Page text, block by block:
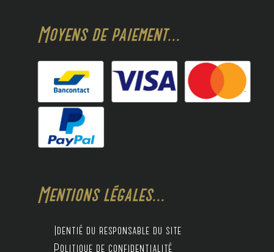
Moyens de paiement...
Mentions légales...
Identié du responsable du site
Politique de confidentialité